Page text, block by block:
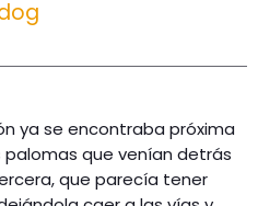
ya se encontraba próxima
palomas que venían detrás
que parecía tener